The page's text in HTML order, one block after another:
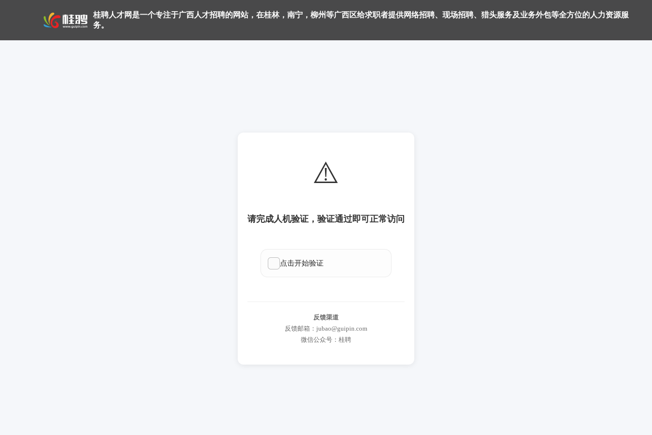
桂聘人才网是一个专注于广西人才招聘的网站，在桂林，南宁，柳州等广西区给求职者提供网络招聘、现场招聘、猎头服务及业务外包等全方位的人力资源服
务。
⚠️
请完成人机验证，验证通过即可正常访问
反馈渠道
反馈邮箱：jubao@guipin.com
微信公众号：桂聘